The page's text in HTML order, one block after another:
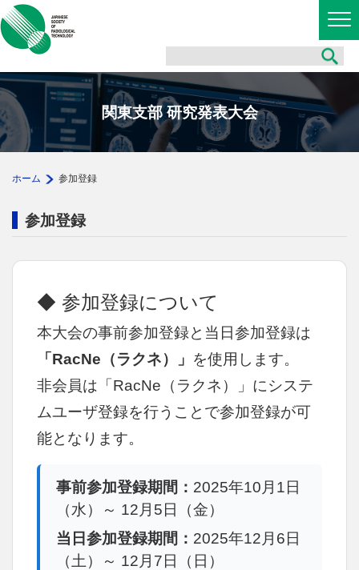
関東支部 研究発表大会
ホーム 参加登録
参加登録
◆ 参加登録について
本大会の事前参加登録と当日参加登録は
「RacNe（ラクネ）」 を使用します。
非会員は「RacNe（ラクネ）」にシステ
ムユーザ登録を行うことで参加登録が可
能となります。
事前参加登録期間： 2025年10月1日
（水）～ 12月5日（金）
当日参加登録期間： 2025年12月6日
（土）～ 12月7日（日）